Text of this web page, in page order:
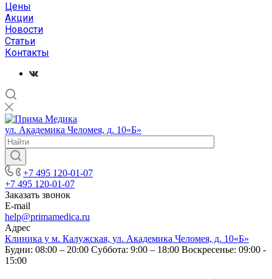
Цены
Акции
Новости
Статьи
Контакты
ул. Академика Челомея, д. 10«Б»
+7 495 120-01-07
+7 495 120-01-07
Заказать звонок
E-mail
help@primamedica.ru
Адрес
Клиника у м. Калужская, ул. Академика Челомея, д. 10«Б»
Будни: 08:00 – 20:00 Суббота: 9:00 – 18:00 Воскресенье: 09:00 -
15:00